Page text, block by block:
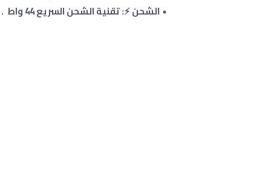
الشحن ⚡: تقنية الشحن السريع 44 واط .